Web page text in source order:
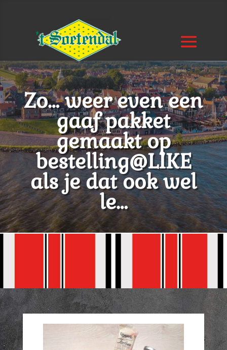
Zo… weer even een
gaaf pakket
gemaakt op
bestelling@LIKE
als je dat ook wel
le…